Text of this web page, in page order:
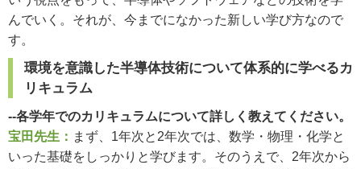
んでいく。それが、今までになかった新しい学び方なので
す。
環境を意識した半導体技術について体系的に学べるカ
リキュラム
--各学年でのカリキュラムについて詳しく教えてください。
宝田先生： まず、1年次と2年次では、数学・物理・化学と
いった基礎をしっかりと学びます。そのうえで、2年次から